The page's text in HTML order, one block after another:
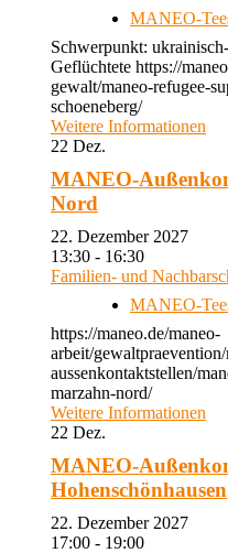
MANEO-
Schwerpunkt:
Geflüchtete https://
gewalt/maneo-refugee-
schoeneberg/
Weitere Informationen
22 Dez.
MANEO-
Nord
22. Dezember 2027
13:30 - 16:30
Familien- und
MANEO-
https://maneo.de/maneo-
arbeit/
aussenkontaktstellen/
marzahn-nord/
Weitere Informationen
22 Dez.
MANEO-
Hohenschönhausen
22. Dezember 2027
17:00 - 19:00